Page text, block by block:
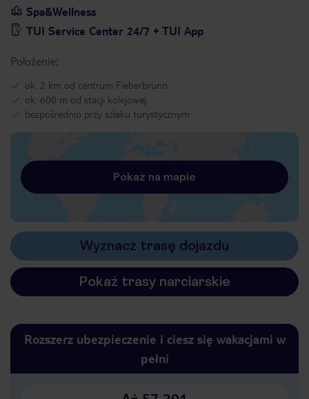
Spa&Wellness
TUI Service Center 24/7 + TUI App
Położenie:
ok. 2 km od centrum Fieberbrunn
ok. 600 m od stacji kolejowej
bezpośrednio przy szlaku turystycznym
Pokaż na mapie
Wyznacz trasę dojazdu
Pokaż trasy narciarskie
Rozszerz ubezpieczenie i ciesz się wakacjami w
pełni